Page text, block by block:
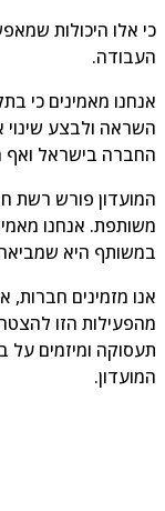
אלו היכולות
מאמינים כי
ולבצע שינוי
בישראל ואף
פורש רשת
אנחנו
היא שמביאה
מזמינים חברות,
הזו להצטרף
ומיזמים על